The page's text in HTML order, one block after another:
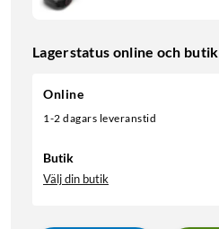
Lagerstatus online och butik
Online
1-2 dagars leveranstid
Butik
Välj din butik